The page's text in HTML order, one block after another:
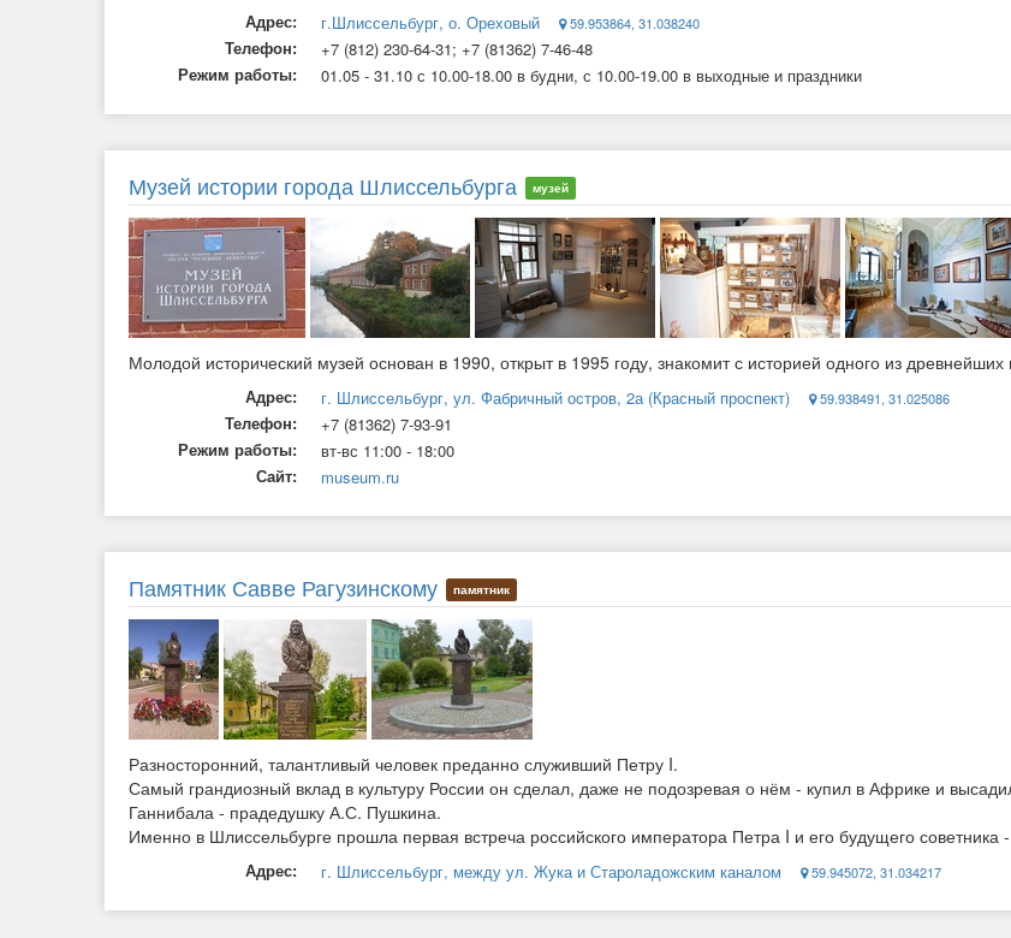
Адрес: г.Шлиссельбург, о. Ореховый 59.953864, 31.038240
Телефон:
+7 (812) 230-64-31; +7 (81362) 7-46-48
Режим работы:
01.05 - 31.10 с 10.00-18.00 в будни, с 10.00-19.00 в выходные и праздники
Музей истории города Шлиссельбурга музей
Молодой исторический музей основан в 1990, открыт в 1995 году, знакомит с историей одного из древнейших
Адрес: г. Шлиссельбург, ул. Фабричный остров, 2а (Красный проспект) 59.938491, 31.025086
Телефон:
+7 (81362) 7-93-91
Режим работы:
вт-вс 11:00 - 18:00
Сайт:
museum.ru
Памятник Савве Рагузинскому памятник
Разносторонний, талантливый человек преданно служивший Петру I.
Самый грандиозный вклад в культуру России он сделал, даже не подозревая о нём - купил в Африке и
Ганнибала - прадедушку А.С. Пушкина.
Именно в Шлиссельбурге прошла первая встреча российского императора Петра I и его будущего советника
Адрес: г. Шлиссельбург, между ул. Жука и Староладожским каналом 59.945072, 31.034217